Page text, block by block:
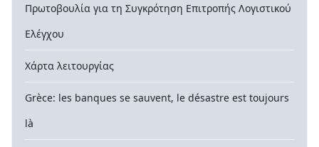
Πρωτοβουλία για τη Συγκρότηση Επιτροπής Λογιστικού
Ελέγχου
Χάρτα λειτουργίας
Grèce: les banques se sauvent, le désastre est toujours
là